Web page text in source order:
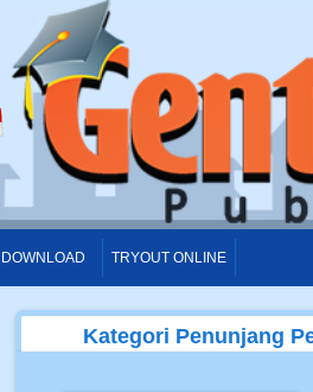
DOWNLOAD TRYOUT ONLINE
Kategori Penunjang